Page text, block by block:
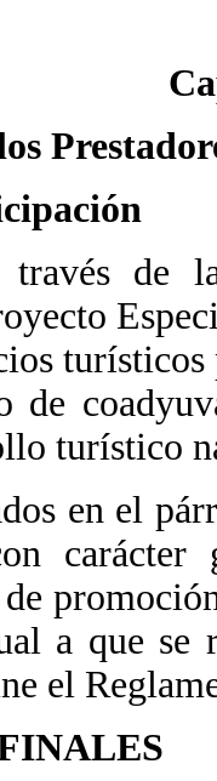
de
de
turístico
en el
a que se
el